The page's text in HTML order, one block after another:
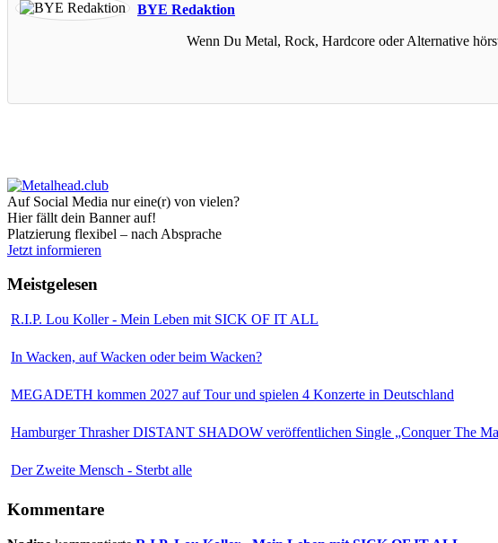
BYE Redaktion
Wenn Du Metal, Rock, Hardcore oder Alternative
Auf Social Media nur eine(r) von vielen?
Hier fällt dein Banner auf!
Platzierung flexibel – nach Absprache
Jetzt informieren
Meistgelesen
R.I.P. Lou Koller - Mein Leben mit SICK OF IT ALL
In Wacken, auf Wacken oder beim Wacken?
MEGADETH kommen 2027 auf Tour und spielen 4 Konzerte in Deutschland
Hamburger Thrasher DISTANT SHADOW veröffentlichen Single „Conquer The
Der Zweite Mensch - Sterbt alle
Kommentare